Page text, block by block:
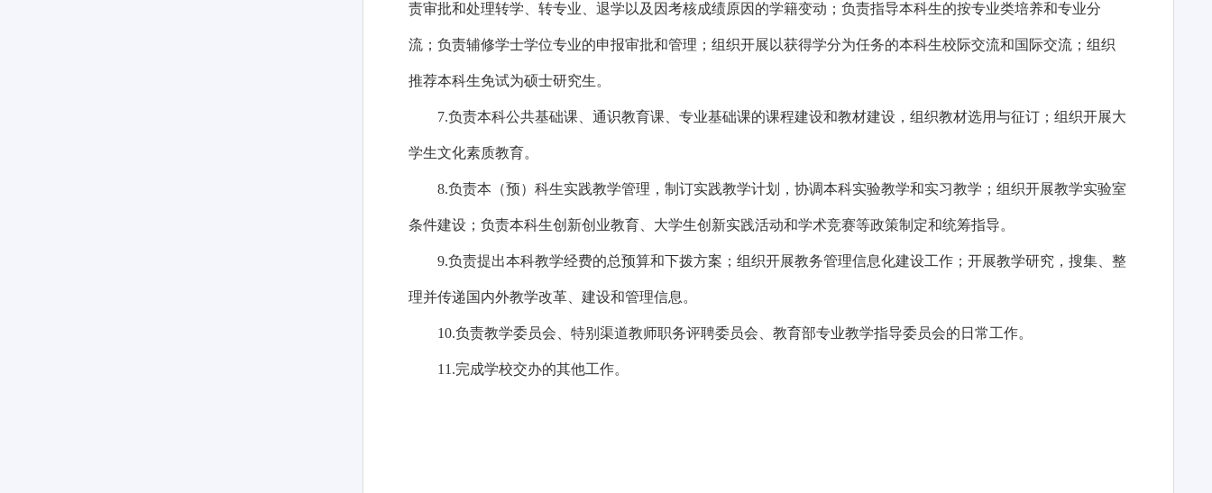
责审批和处理转学、转专业、退学以及因考核成绩原因的学籍变动；负责指导本科生的按专业类培养和专业分
流；负责辅修学士学位专业的申报审批和管理；组织开展以获得学分为任务的本科生校际交流和国际交流；组织
推荐本科生免试为硕士研究生。
7.负责本科公共基础课、通识教育课、专业基础课的课程建设和教材建设，组织教材选用与征订；组织开展大
学生文化素质教育。
8.负责本（预）科生实践教学管理，制订实践教学计划，协调本科实验教学和实习教学；组织开展教学实验室
条件建设；负责本科生创新创业教育、大学生创新实践活动和学术竞赛等政策制定和统筹指导。
9.负责提出本科教学经费的总预算和下拨方案；组织开展教务管理信息化建设工作；开展教学研究，搜集、整
理并传递国内外教学改革、建设和管理信息。
10.负责教学委员会、特别渠道教师职务评聘委员会、教育部专业教学指导委员会的日常工作。
11.完成学校交办的其他工作。